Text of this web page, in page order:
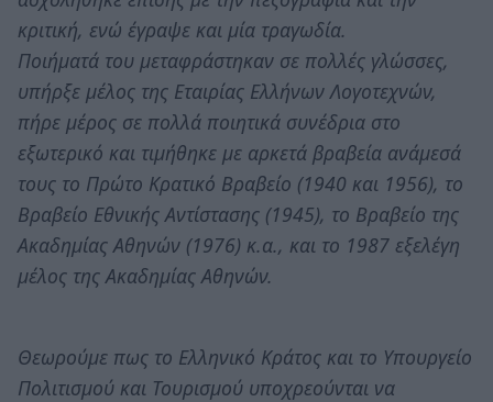
κριτική, ενώ έγραψε και μία τραγωδία.
Ποιήματά του μεταφράστηκαν σε πολλές γλώσσες,
υπήρξε μέλος της Εταιρίας Ελλήνων Λογοτεχνών,
πήρε μέρος σε πολλά ποιητικά συνέδρια στο
εξωτερικό και τιμήθηκε με αρκετά βραβεία ανάμεσά
τους το Πρώτο Κρατικό Βραβείο (1940 και 1956), το
Βραβείο Εθνικής Αντίστασης (1945), το Βραβείο της
Ακαδημίας Αθηνών (1976) κ.α., και το 1987 εξελέγη
μέλος της Ακαδημίας Αθηνών.
Θεωρούμε πως το Ελληνικό Κράτος και το Υπουργείο
Πολιτισμού και Τουρισμού υποχρεούνται να